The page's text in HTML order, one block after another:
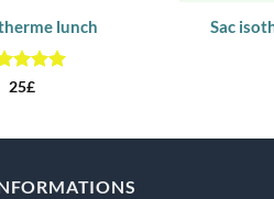
lunch
5sur
25£
Sac